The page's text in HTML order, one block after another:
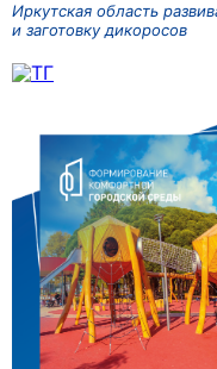
Иркутская область
и заготовку дикоросов